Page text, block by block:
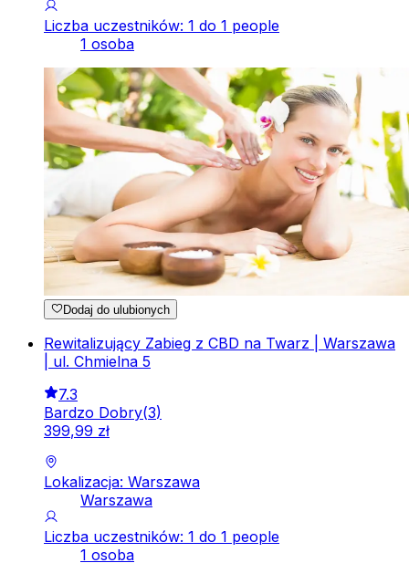
Liczba uczestników: 1 do 1 people
1 osoba
Dodaj do ulubionych
Rewitalizujący Zabieg z CBD na Twarz | Warszawa
| ul. Chmielna 5
7.3
Bardzo Dobry(3)
399,99 zł
Lokalizacja: Warszawa
Warszawa
Liczba uczestników: 1 do 1 people
1 osoba